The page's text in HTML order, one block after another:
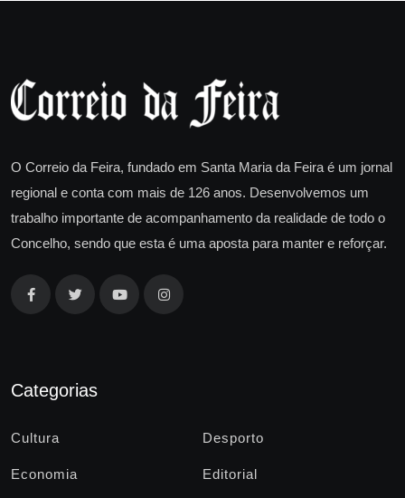
O Correio da Feira, fundado em Santa Maria da Feira é um jornal
regional e conta com mais de 126 anos. Desenvolvemos um
trabalho importante de acompanhamento da realidade de todo o
Concelho, sendo que esta é uma aposta para manter e reforçar.
Categorias
Cultura Desporto
Economia Editorial